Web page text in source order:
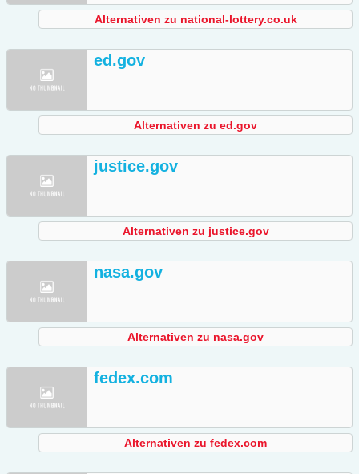
Alternativen zu national-lottery.co.uk
ed.gov
Alternativen zu ed.gov
justice.gov
Alternativen zu justice.gov
nasa.gov
Alternativen zu nasa.gov
fedex.com
Alternativen zu fedex.com